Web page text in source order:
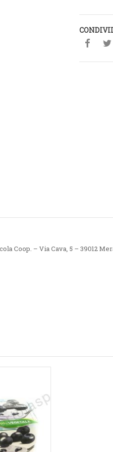
Coop. – Via Cava, 5 – 39012